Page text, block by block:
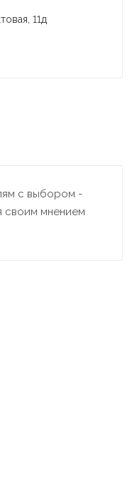
11д
с выбором -
своим мнением